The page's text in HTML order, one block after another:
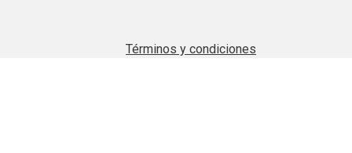
Términos y condiciones